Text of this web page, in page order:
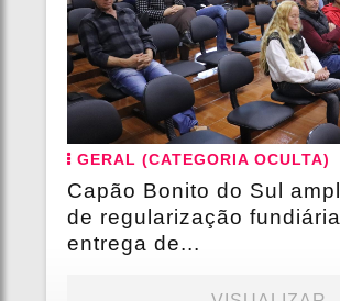
GERAL (CATEGORIA OCULTA)
Capão Bonito do Sul
de regularização
entrega de...